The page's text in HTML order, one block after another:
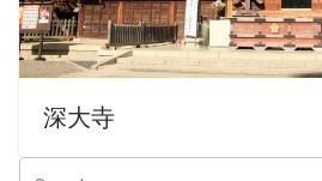
深大寺